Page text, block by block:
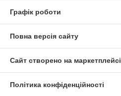
Графік роботи
Повна версія сайту
Сайт створено на маркетплейсі
Політика конфіденційності